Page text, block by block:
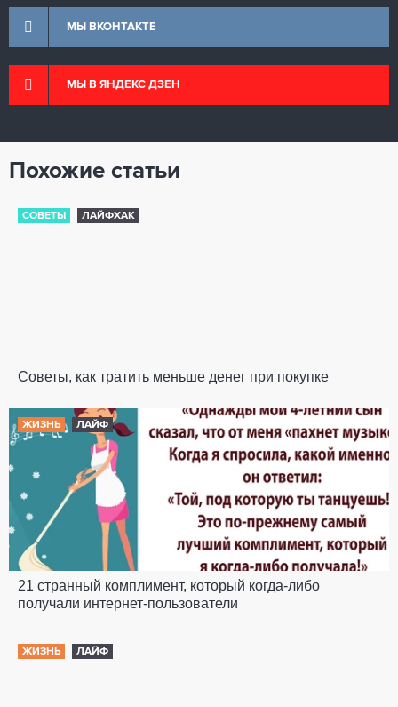
МЫ ВКОНТАКТЕ
МЫ В ЯНДЕКС ДЗЕН
Похожие статьи
СОВЕТЫ ЛАЙФХАК
Советы, как тратить меньше денег при покупке
ЖИЗНЬ ЛАЙФ
21 странный комплимент, который когда-либо
получали интернет-пользователи
ЖИЗНЬ ЛАЙФ